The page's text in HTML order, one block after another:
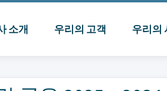
소개 우리의 고객 우리의